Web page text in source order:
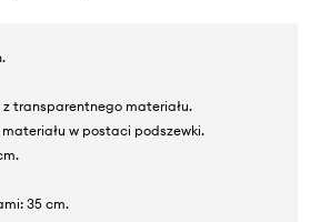
transparentnego materiału.
w postaci podszewki.
35 cm.